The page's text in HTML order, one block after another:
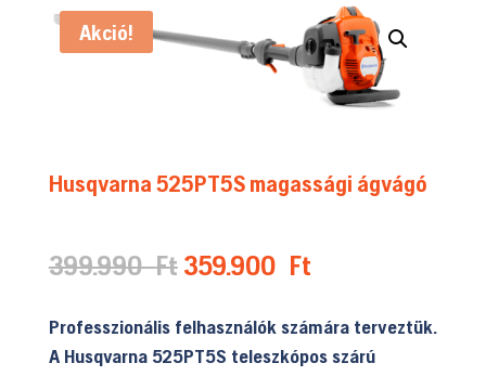
Akció!
Husqvarna 525PT5S magassági ágvágó
399.990Ft Original
was:
399.990 Ft.
359.900 FtCurrent
is:
359.900 Ft.
Professzionális felhasználók számára terveztük.
A Husqvarna 525PT5S teleszkópos szárú